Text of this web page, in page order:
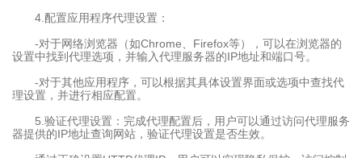
4.配置应用程序代理设置：
-对于网络浏览器（如Chrome、Firefox等），可以在浏览器的
设置中找到代理选项，并输入代理服务器的IP地址和端口号。
-对于其他应用程序，可以根据其具体设置界面或选项中查找代
理设置，并进行相应配置。
5.验证代理设置：完成代理配置后，用户可以通过访问代理服务
器提供的IP地址查询网站，验证代理设置是否生效。